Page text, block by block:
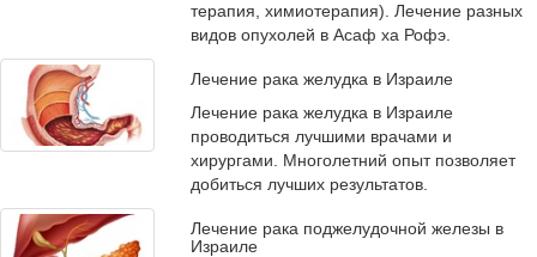
терапия, химиотерапия). Лечение разных
видов опухолей в Асаф ха Рофэ.
Лечение рака желудка в Израиле
Лечение рака желудка в Израиле
проводиться лучшими врачами и
хирургами. Многолетний опыт позволяет
добиться лучших результатов.
Лечение рака поджелудочной железы в
Израиле